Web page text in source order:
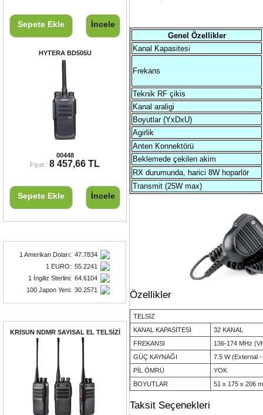
Sepete Ekle İncele
HYTERA BD505U
00448
Fiyat : 8 457,66 TL
Sepete Ekle İncele
1 Amerikan Doları: 47.7834
1 EURO: 55.2241
1 İngiliz Sterlini: 64.6104
100 Japon Yeni: 30.2571
KRISUN NDMR SAYISAL EL TELSİZİ
Genel Özellikler
Kanal Kapasitesi
Frekans
Teknik RF çikis
Kanal araligi
Boyutlar (YxDxU)
Agirlik
Anten Konnektörü
Beklemede çekilen akim
RX durumunda, harici 8W hoparlör
Transmit (25W max)
Özellikler
TELSİZ
KANAL KAPASİTESİ
32 KANAL
FREKANSI
136-174 MHz
GÜÇ KAYNAĞI
7.5 W (External
PİL ÖMRÜ
YOK
BOYUTLAR
51 x 175 x 206
Taksit Seçenekleri